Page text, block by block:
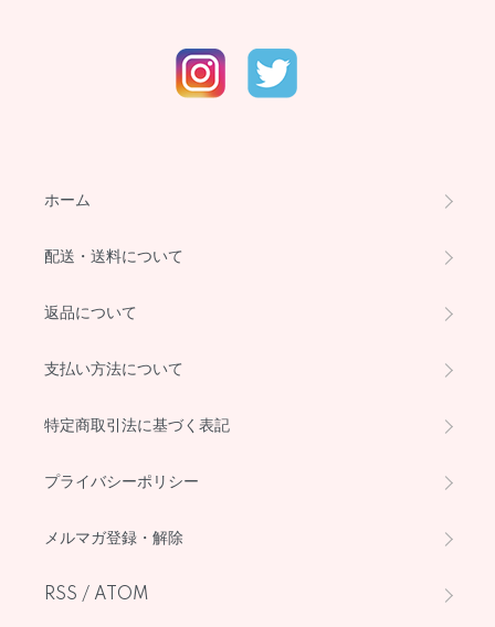
ホーム
配送・送料について
返品について
支払い方法について
特定商取引法に基づく表記
プライバシーポリシー
メルマガ登録・解除
RSS / ATOM